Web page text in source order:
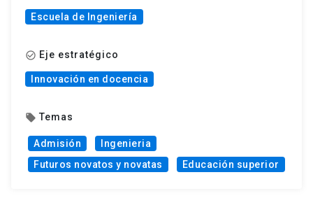
Escuela de Ingeniería
check_circle_outline Eje estratégico
Innovación en docencia
local_offer Temas
Admisión
Ingenieria
Futuros novatos y novatas
Educación superior